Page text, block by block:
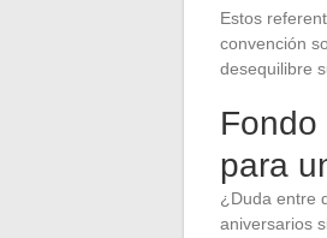
Estos
convención
desequilibre
para
¿Duda entre
aniversarios